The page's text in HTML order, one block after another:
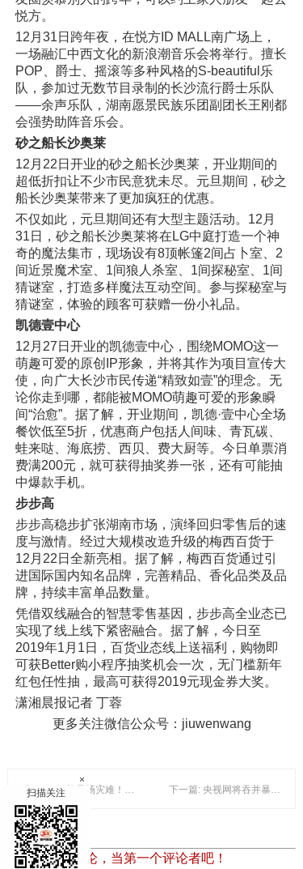
悦方。
12月31日跨年夜，在悦方ID MALL南广场上，
一场融汇中西文化的新浪潮音乐会将举行。擅长
POP、爵士、摇滚等多种风格的S-beautiful乐
队，参加过无数节目录制的长沙流行爵士乐队
——余声乐队，湖南愿景民族乐团副团长王刚都
会强势助阵音乐会。
砂之船长沙奥莱
12月22日开业的砂之船长沙奥莱，开业期间的
超低折扣让不少市民意犹未尽。元旦期间，砂之
船长沙奥莱带来了更加疯狂的优惠。
不仅如此，元旦期间还有大型主题活动。12月
31日，砂之船长沙奥莱将在LG中庭打造一个神
奇的魔法集市，现场设有8顶帐篷2间占卜室、2
间近景魔术室、1间狼人杀室、1间探秘室、1间
猜谜室，打造多样魔法互动空间。参与探秘室与
猜谜室，体验的顾客可获赠一份小礼品。
凯德壹中心
12月27日开业的凯德壹中心，围绕MOMO这一
萌趣可爱的原创IP形象，并将其作为项目宣传大
使，向广大长沙市民传递“精致如壹”的理念。无
论你走到哪，都能被MOMO萌趣可爱的形象瞬
间“治愈”。据了解，开业期间，凯德·壹中心全场
餐饮低至5折，优惠商户包括人间味、青瓦碳、
蛙来哒、海底捞、西贝、费大厨等。今日单票消
费满200元，就可获得抽奖券一张，还有可能抽
中爆款手机。
步步高
步步高稳步扩张湖南市场，演绎回归零售后的速
度与激情。经过大规模改造升级的梅西百货于
12月22日全新亮相。据了解，梅西百货通过引
进国际国内知名品牌，完善精品、香化品类及品
牌，持续丰富单品数量。
凭借双线融合的智慧零售基因，步步高全业态已
实现了线上线下紧密融合。据了解，今日至
2019年1月1日，百货业态线上送福利，购物即
可获Better购小程序抽奖机会一次，无门槛新年
红包任性抽，最高可获得2019元现金券大奖。
潇湘晨报记者 丁蓉
更多关注微信公众号：jiuwenwang
上一篇: 婚礼是场灾难！墨市亚裔夫妻获餐厅赔款1.3万 下一篇: 央视网将吞并暴风影音 冯鑫确认 称仍在洽谈中
暂时还没有评论，当第一个评论者吧！
×
扫描关注